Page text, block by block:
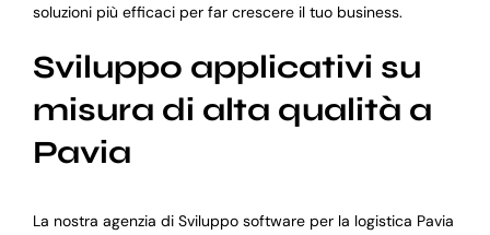
soluzioni più efficaci per far crescere il tuo business.
Sviluppo applicativi su
misura di alta qualità a
Pavia
La nostra agenzia di Sviluppo software per la logistica Pavia